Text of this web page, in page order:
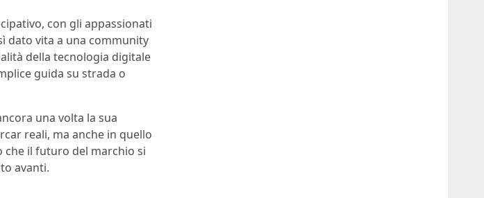
con gli appassionati
dato vita a una community
della tecnologia digitale
guida su strada o
una volta la sua
reali, ma anche in quello
che il futuro del marchio si
avanti.